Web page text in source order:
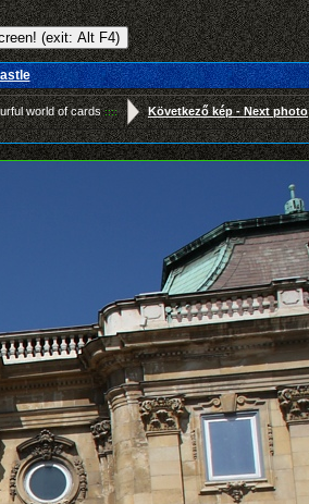
world of cards:::: Következő kép - Next photo